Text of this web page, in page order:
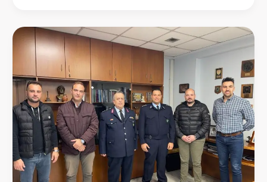
Επίσκεψη
της
Ένωσής
μας
στη
Γενική
Αστυνομική
Διεύθυνση
Θεσσαλονίκης–
Παράδοση
υλικοτεχνικού
εξοπλισμού